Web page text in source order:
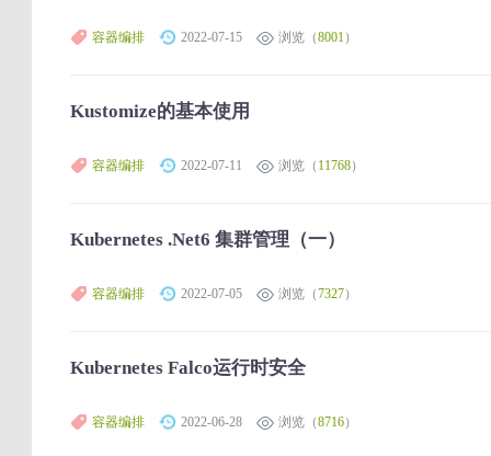
容器编排 2022-07-15 浏览（8001）
Kustomize的基本使用
容器编排 2022-07-11 浏览（ 11768）
Kubernetes .Net6 集群管理（一）
容器编排 2022-07-05 浏览（7327）
Kubernetes Falco运行时安全
容器编排 2022-06-28 浏览（8716）